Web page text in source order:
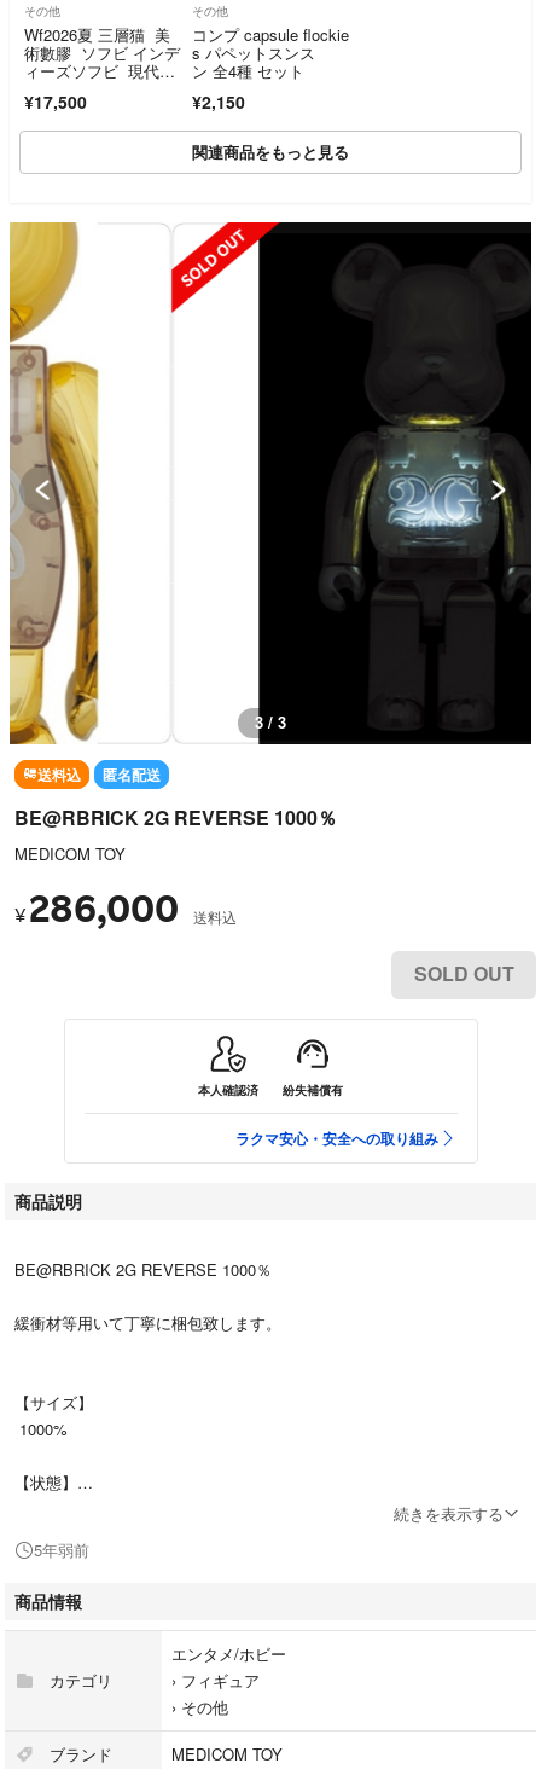
その他
Wf2026夏 三層猫 美
術數膠 ソフビ インデ
ィーズソフビ 現代ア
¥17,500
その他
コンプ capsule flockie
s パペットスンス
ン 全4種 セット
¥2,150
関連商品をもっと見る
SOLD OUT
3 / 3
送料込 匿名配送
BE@RBRICK 2G REVERSE 1000％
MEDICOM TOY
¥ 286,000 送料込
SOLD OUT
本人確認済 紛失補償有
ラクマ安心・安全への取り組み
商品説明
BE@RBRICK 2G REVERSE 1000％
緩衝材等用いて丁寧に梱包致します。
【サイズ】
1000%
【状態】
【購入先】
2G 大阪
ショップ側からのキャンセンルがあった場合こちらの取引もキャンセルと
また、すり替えなどトラブル防止のため返品交換は致しかねます。ご了承
続きを表示する
5年弱前
商品情報
カテゴリ
エンタメ/ホビー
› フィギュア
› その他
ブランド MEDICOM TOY